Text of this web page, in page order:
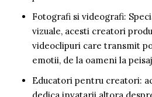
Fotografi si videografi:
vizuale, acesti creatori
videoclipuri care transmit
emotii, de la oameni la
Educatori pentru creatori:
dedica invatarii altora